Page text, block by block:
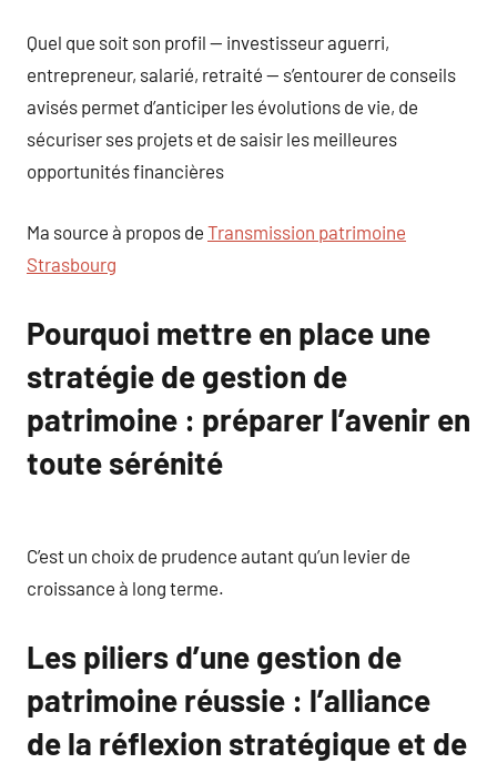
Quel que soit son profil — investisseur aguerri,
entrepreneur, salarié, retraité — s’entourer de conseils
avisés permet d’anticiper les évolutions de vie, de
sécuriser ses projets et de saisir les meilleures
opportunités financières
Ma source à propos de Transmission patrimoine
Strasbourg
Pourquoi mettre en place une
stratégie de gestion de
patrimoine : préparer l’avenir en
toute sérénité
C’est un choix de prudence autant qu’un levier de
croissance à long terme.
Les piliers d’une gestion de
patrimoine réussie : l’alliance
de la réflexion stratégique et de